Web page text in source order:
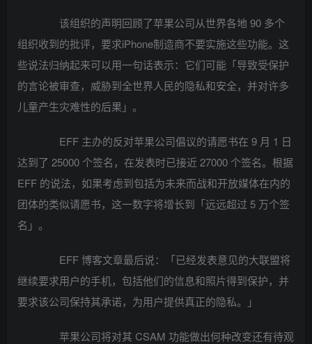
该组织的声明回顾了苹果公司从世界各地 90 多个
组织收到的批评，要求iPhone制造商不要实施这些功能。这
些说法归纳起来可以用一句话表示：它们可能「导致受保护
的言论被审查，威胁到全世界人民的隐私和安全，并对许多
儿童产生灾难性的后果」。
EFF 主办的反对苹果公司倡议的请愿书在 9 月 1 日
达到了 25000 个签名，在发表时已接近 27000 个签名。根据
EFF 的说法，如果考虑到包括为未来而战和开放媒体在内的
团体的类似请愿书，这一数字将增长到「远远超过 5 万个签
名」。
EFF 博客文章最后说：「已经发表意见的大联盟将
继续要求用户的手机，包括他们的信息和照片得到保护，并
要求该公司保持其承诺，为用户提供真正的隐私。」
苹果公司将对其 CSAM 功能做出何种改变还有待观